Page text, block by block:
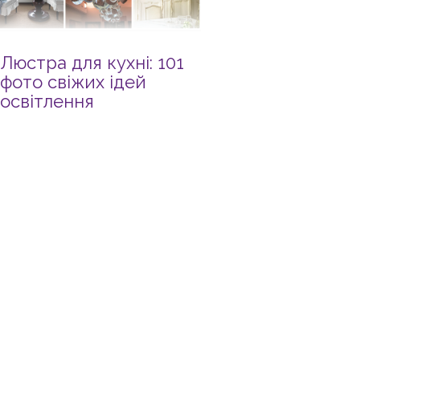
Люстра для кухні: 101
фото свіжих ідей
освітлення